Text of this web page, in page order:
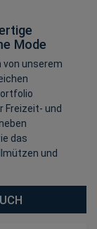
Mode
von unserem
Freizeit- und
das
und